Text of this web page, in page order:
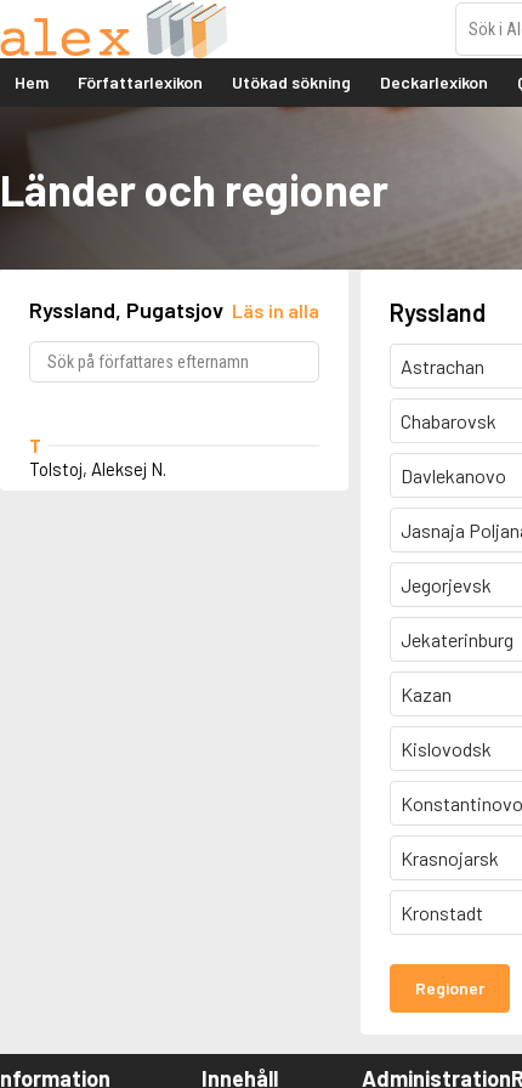
Hem Författarlexikon Utökad sökning Deckarlexikon
Länder och regioner
Ryssland, Pugatsjov Läs in alla
T
Tolstoj, Aleksej N.
Ryssland
Astrachan
Chabarovsk
Davlekanovo
Jasnaja
Jegorjevsk
Jekaterinburg
Kazan
Kislovodsk
Konstantinovo
Krasnojarsk
Kronstadt
Regioner
Innehåll Administration